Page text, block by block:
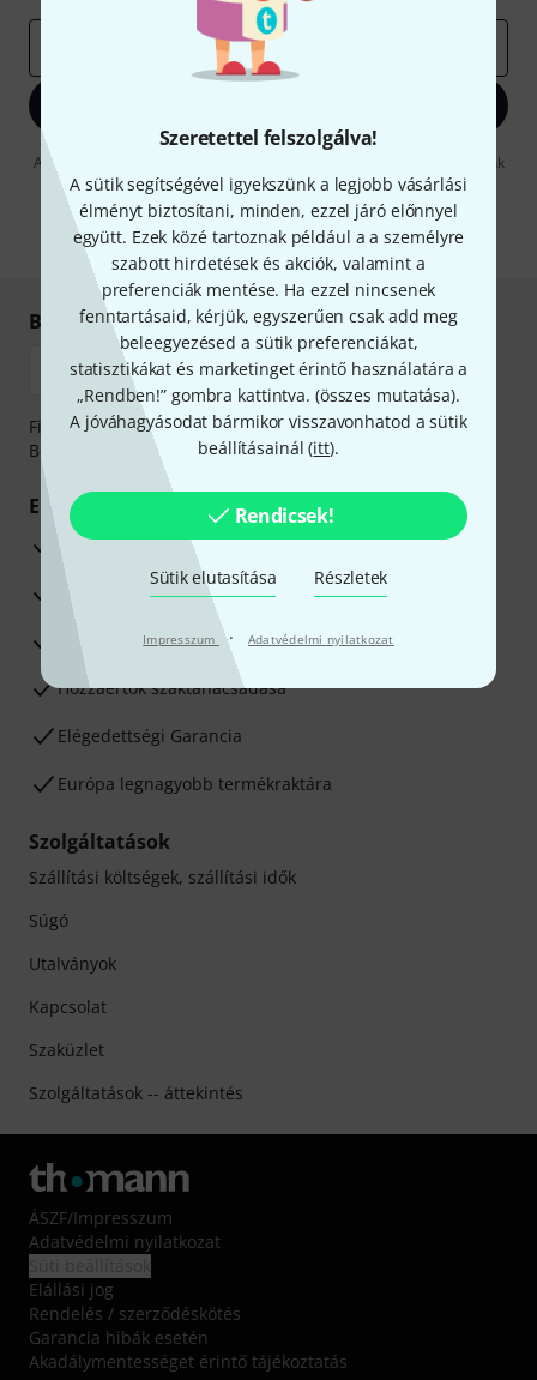
Szeretettel felszolgálva!
A sütik segítségével igyekszünk a legjobb vásárlási
élményt biztosítani, minden, ezzel járó előnnyel
együtt. Ezek közé tartoznak például a a személyre
szabott hirdetések és akciók, valamint a
preferenciák mentése. Ha ezzel nincsenek
fenntartásaid, kérjük, egyszerűen csak add meg
beleegyezésed a sütik preferenciákat,
statisztikákat és marketinget érintő használatára a
„Rendben!” gombra kattintva. (összes mutatása).
A jóváhagyásodat bármikor visszavonhatod a sütik
beállításainál (itt).
Rendicsek!
Sütik elutasítása Részletek
Impresszum · Adatvédelmi nyilatkozat
A "Bejelentkezés" gombra kattintva elfogadja, hogy e-mailben küldjünk
önnek hirdetéseket. Bármikor leiratkozhat erről. A hírlevélről további
információkat az
data protection guideline
-ben talál.
* Kitöltés kötelező
Biztonságos vásárlás és fizetés
Fizessen biztonságosan, titkosítással: Banki átutalás vagy
Betéti- vagy hitelkártya segítségével
Előnyök
3 éves Thomann-garancia
30 napos pénzvisszafizetési garancia
Javítás/Szervizelés
Hozzáértők szaktanácsadása
Elégedettségi Garancia
Európa legnagyobb termékraktára
Szolgáltatások
Szállítási költségek, szállítási idők
Súgó
Utalványok
Kapcsolat
Szaküzlet
Szolgáltatások -- áttekintés
ÁSZF/Impresszum
Adatvédelmi nyilatkozat
Elállási jog
Rendelés / szerződéskötés
Garancia hibák esetén
Akadálymentességet érintő tájékoztatás